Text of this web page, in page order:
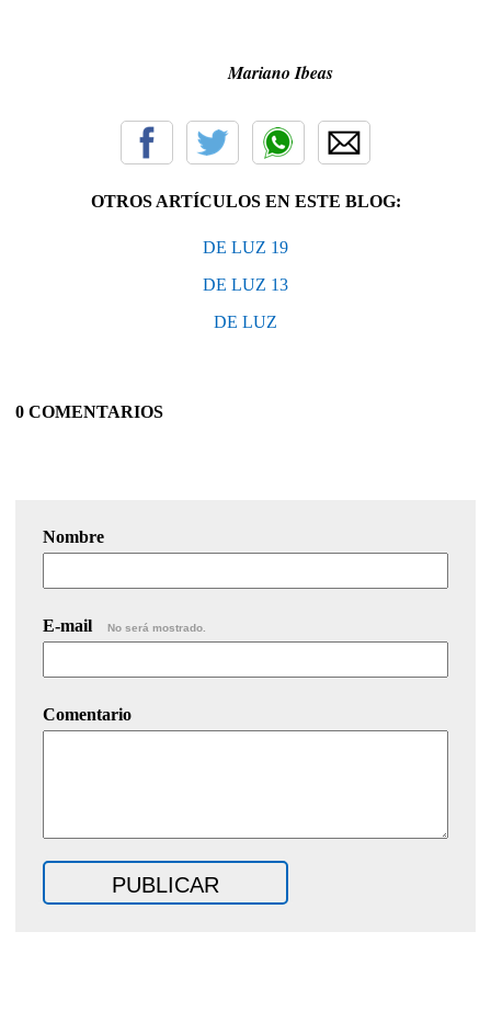
Mariano Ibeas
OTROS ARTÍCULOS EN ESTE BLOG:
DE LUZ 19
DE LUZ 13
DE LUZ
0 COMENTARIOS
Nombre
E-mail No será mostrado.
Comentario